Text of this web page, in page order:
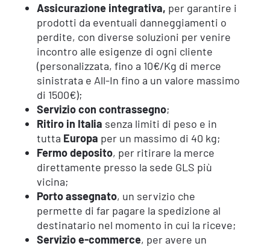
Assicurazione integrativa, per garantire i
prodotti da eventuali danneggiamenti o
perdite, con diverse soluzioni per venire
incontro alle esigenze di ogni cliente
(personalizzata, fino a 10€/Kg di merce
sinistrata e All-In fino a un valore massimo
di 1500€);
Servizio con contrassegno;
Ritiro in Italia senza limiti di peso e in
tutta Europa per un massimo di 40 kg;
Fermo deposito, per ritirare la merce
direttamente presso la sede GLS più
vicina;
Porto assegnato, un servizio che
permette di far pagare la spedizione al
destinatario nel momento in cui la riceve;
Servizio e-commerce, per avere un